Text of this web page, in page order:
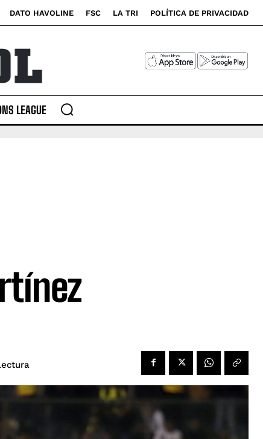
DATO HAVOLINE FSC LA TRI POLÍTICA DE PRIVACIDAD
LEAGUE